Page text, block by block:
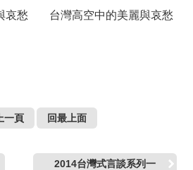
哀愁 台灣高空中的美麗與哀愁
一頁 回最上面
2014台灣式言談系列一